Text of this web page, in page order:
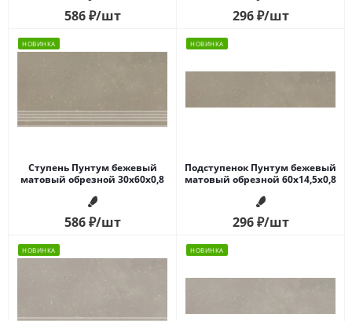
586₽/шт 296₽/шт
НОВИНКА
Ступень Пунтум бежевый
матовый обрезной 30x60x0,8
586₽/шт
НОВИНКА
Подступенок Пунтум бежевый
матовый обрезной 60x14,5x0,8
296₽/шт
НОВИНКА НОВИНКА